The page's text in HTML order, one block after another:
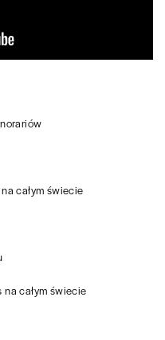
całym świecie
całym świecie